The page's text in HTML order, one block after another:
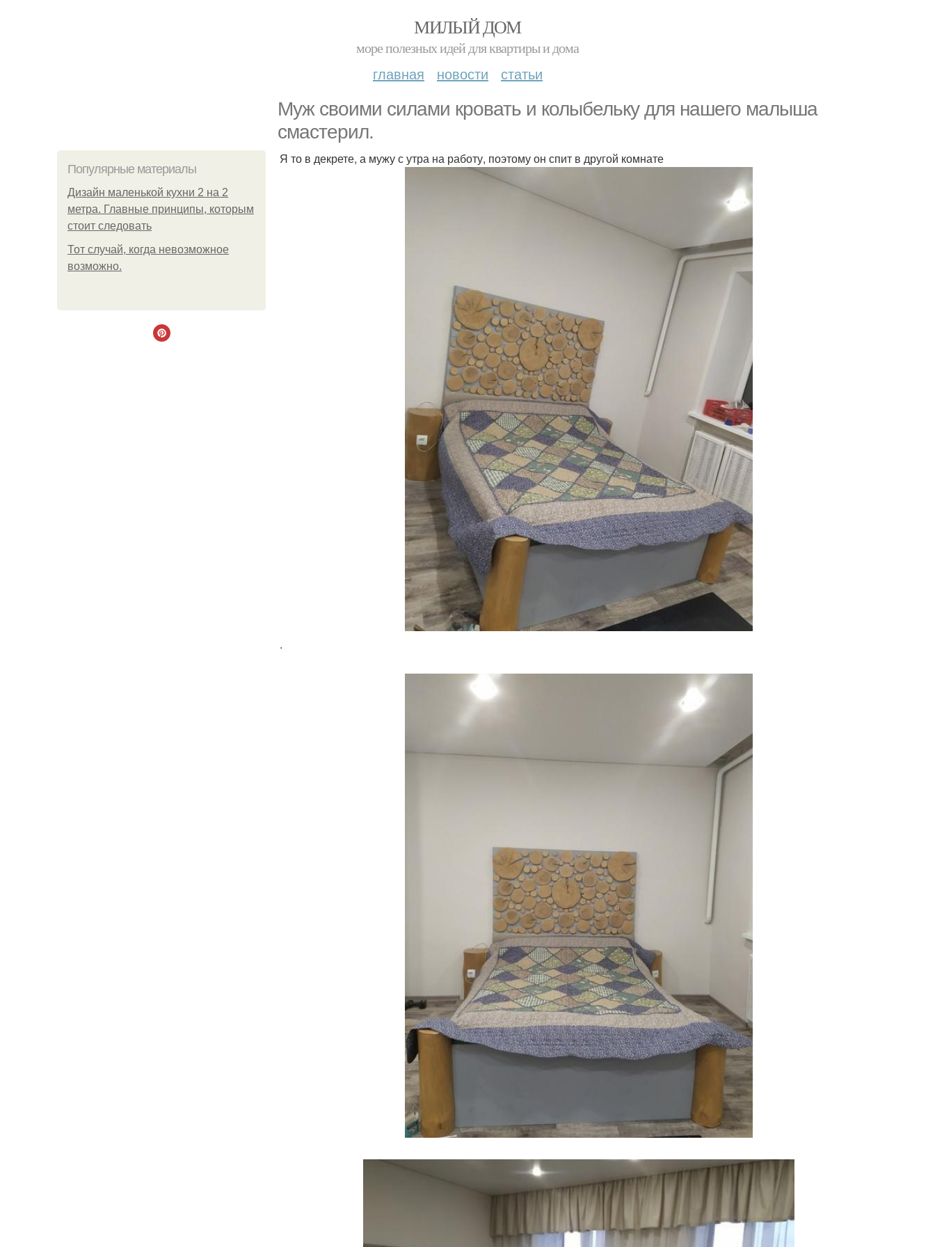
МИЛЫЙ ДОМ
море полезных идей для квартиры и дома
главная новости статьи
Муж своими силами кровать и колыбельку для нашего малыша
смастерил.
Популярные материалы
Дизайн маленькой кухни 2 на 2
метра. Главные принципы, которым
стоит следовать
Тот случай, когда невозможное
возможно.
Я то в декрете, а мужу с утра на работу, поэтому он спит в другой комнате
.